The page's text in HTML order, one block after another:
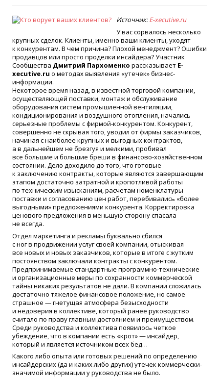
Источник:E-xecutive.ru
У вас сорвалось несколько
крупных сделок. Клиенты, именно ваши клиенты, уходят
к конкурентам. В чем причина? Плохой менеджмент? Ошибки
продавцов или просто проделки инсайдера? Участник
Сообщества Дмитрий Пархоменко рассказывает E-
xecutive.ru о методах выявления «утечек» бизнес-
информации.
Некоторое время назад, в известной торговой компании,
осуществляющей поставки, монтаж и обслуживание
оборудования систем промышленной вентиляции,
кондиционирования и воздушного отопления, начались
серьезные проблемы с фирмой-конкурентом. Конкурент,
совершенно не скрывая того, уводил от фирмы заказчиков,
начиная с наиболее крупных и выгодных контрактов,
а в дальнейшем не брезгуя и мелкими, пробивал
все большие и большие бреши в финансово-хозяйственном
состоянии. Дело доходило до того, что готовые
к заключению контракты, которые являются завершающим
этапом достаточно затратной и кропотливой работы
по техническим изысканиям, расчетам номенклатуры
поставки и согласованию цен работ, перебивались «более
выгодными» предложениями конкурента. Корректировка
ценового предложения в меньшую сторону спасала
не всегда.
Отдел маркетинга и рекламы буквально сбился
с ног в продвижении услуг своей компании, отыскивая
все новых и новых заказчиков, которые в итоге с жутким
постоянством заключали контракты с конкурентом.
Предпринимаемые стандартные программно-технические
и организационные меры по сохранности коммерческой
тайны никаких результатов не дали. В компании сложилась
достаточно тяжелое финансовое положение, но самое
страшное — гнетущая атмосфера безысходности
и недоверия в коллективе, который ранее руководство
считало по праву главным достоянием и преимуществом.
Среди руководства и коллектива появилось четкое
убеждение, что в компании есть «крот» — инсайдер,
который и является источником всех бед…
Какого либо опыта или готовых решений по определению
инсайдерских(да и каких либо других) утечек коммерчески-
значимой информации у руководства не было.